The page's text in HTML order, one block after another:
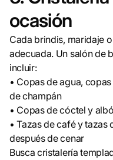
ocasión
Cada brindis, maridaje
adecuada. Un salón de
incluir:
• Copas de agua,
de champán
• Copas de cóctel y
• Tazas de café y tazas
después de cenar
Busca cristalería